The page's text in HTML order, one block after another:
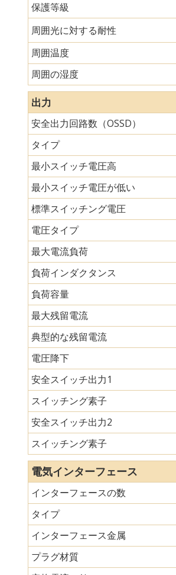
保護等級
周囲光に対する耐性
周囲温度
周囲の湿度
出力
安全出力回路数（OSSD）
タイプ
最小スイッチ電圧高
最小スイッチ電圧が低い
標準スイッチング電圧
電圧タイプ
最大電流負荷
負荷インダクタンス
負荷容量
最大残留電流
典型的な残留電流
電圧降下
安全スイッチ出力1
スイッチング素子
安全スイッチ出力2
スイッチング素子
電気インターフェース
インターフェースの数
タイプ
インターフェース金属
プラグ材質